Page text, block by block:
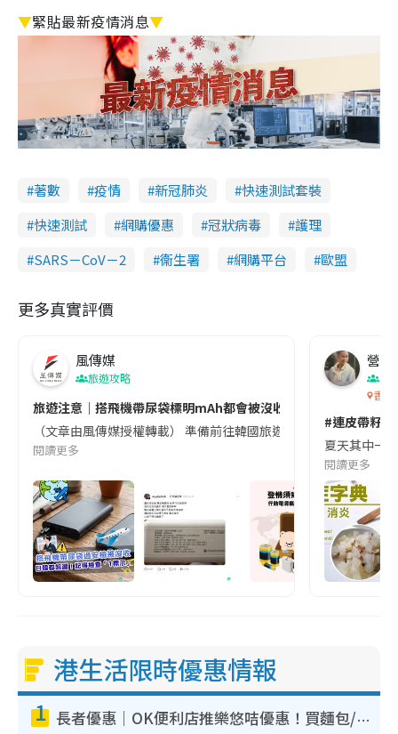
▼緊貼最新疫情消息▼
著數 疫情 新冠肺炎
快速測試套裝
快速測試
網購優惠 冠狀病毒
護理
SARS－CoV－2
衞生署 網購平台 歐盟
更多真實評價
風傳媒
旅遊攻略
旅遊注意｜搭飛機帶尿袋標明mAh都會被沒收😱出發前切記檢查
（文章由風傳媒授權轉載） 準備前往韓國旅遊的民眾，近期要
閱讀更多
營養
香港
#連皮帶籽
夏天其中一
閱讀更多
港生活限時優惠情報
1 長者優惠｜OK便利店推樂悠咭優惠！買麵包/牛奶/保健品拍卡即減